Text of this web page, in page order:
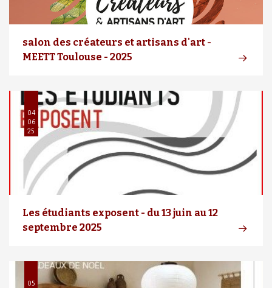
salon des créateurs et artisans d'art -
MEETT Toulouse - 2025
04
06
25
Les étudiants exposent - du 13 juin au 12
septembre 2025
05